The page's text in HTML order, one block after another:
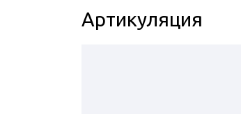
Артикуляция